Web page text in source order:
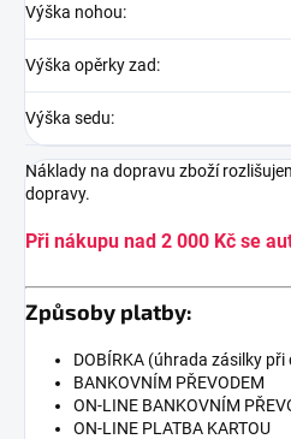
Výška nohou:
Výška opěrky zad:
Výška sedu:
Náklady na dopravu zboží
dopravy.
Při nákupu nad 2 000 Kč se
Způsoby platby:
DOBÍRKA (úhrada zásilky
BANKOVNÍM PŘEVODEM
ON-LINE BANKOVNÍM
ON-LINE PLATBA KARTOU